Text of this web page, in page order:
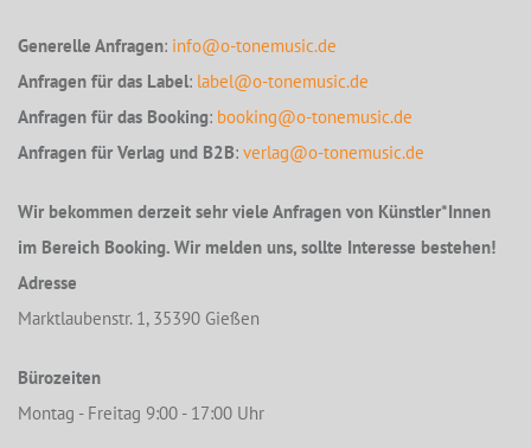
Generelle Anfragen: info@o-tonemusic.de
Anfragen für das Label: label@o-tonemusic.de
Anfragen für das Booking: booking@o-tonemusic.de
Anfragen für Verlag und B2B: verlag@o-tonemusic.de
Wir bekommen derzeit sehr viele Anfragen von Künstler*Innen
im Bereich Booking. Wir melden uns, sollte Interesse bestehen!
Adresse
Marktlaubenstr. 1, 35390 Gießen
Bürozeiten
Montag - Freitag 9:00 - 17:00 Uhr